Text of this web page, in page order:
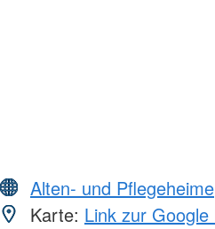
Alten- und Pflegeheime
Karte: Link zur